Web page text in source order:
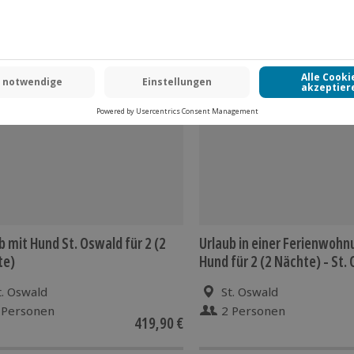
mit Hund St. Oswald für 2 (2
Oswald
419,90 €
-15% CLUB DEAL
Urlaub in einer
Hund für 2 (2 Nächte) - St.
St. Oswald
2 Personen